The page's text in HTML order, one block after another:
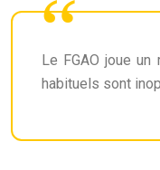
Le FGAO joue
habituels sont